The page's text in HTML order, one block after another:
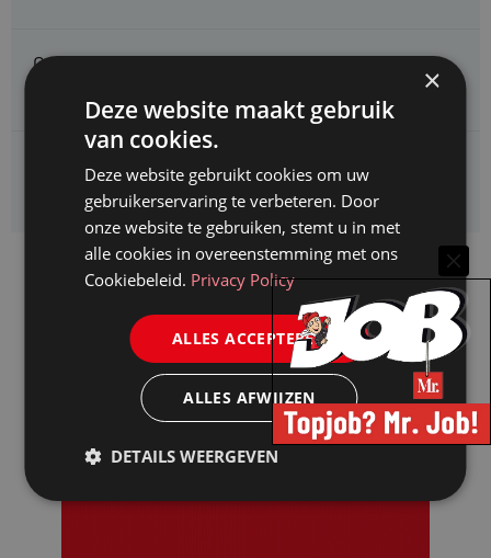
CAOP zoekt een
Kifid zoekt een
Jurist- secretaris
×
Deze website maakt gebruik
van cookies.
Deze website gebruikt cookies om uw
gebruikerservaring te verbeteren. Door
onze website te gebruiken, stemt u in met
alle cookies in overeenstemming met ons
Cookiebeleid. Privacy Policy
ALLES ACCEPTEREN
ALLES AFWIJZEN
DETAILS WEERGEVEN